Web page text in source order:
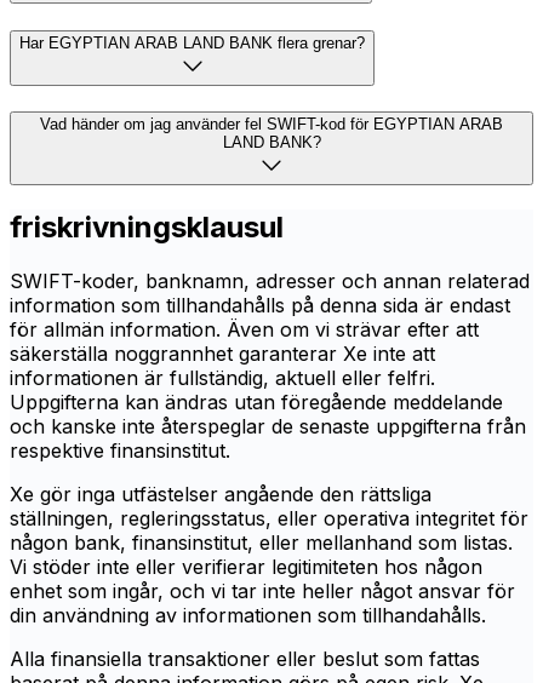
Har EGYPTIAN ARAB LAND BANK flera grenar?
Vad händer om jag använder fel SWIFT-kod för EGYPTIAN ARAB
LAND BANK?
friskrivningsklausul
SWIFT-koder, banknamn, adresser och annan relaterad
information som tillhandahålls på denna sida är endast
för allmän information. Även om vi strävar efter att
säkerställa noggrannhet garanterar Xe inte att
informationen är fullständig, aktuell eller felfri.
Uppgifterna kan ändras utan föregående meddelande
och kanske inte återspeglar de senaste uppgifterna från
respektive finansinstitut.
Xe gör inga utfästelser angående den rättsliga
ställningen, regleringsstatus, eller operativa integritet för
någon bank, finansinstitut, eller mellanhand som listas.
Vi stöder inte eller verifierar legitimiteten hos någon
enhet som ingår, och vi tar inte heller något ansvar för
din användning av informationen som tillhandahålls.
Alla finansiella transaktioner eller beslut som fattas